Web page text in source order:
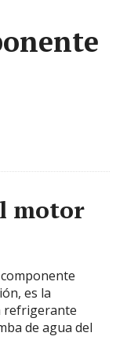
motor
es la
refrigerante
de agua del